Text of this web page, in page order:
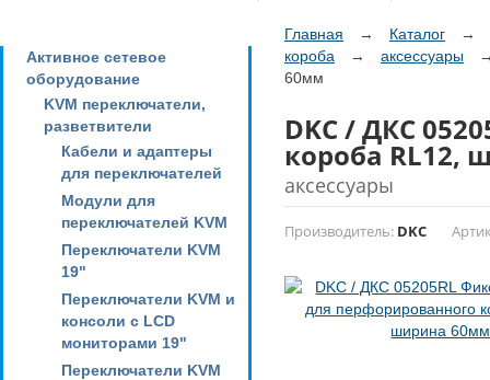
Активное сетевое
оборудование
KVM переключатели,
разветвители
Кабели и адаптеры
для переключателей
Модули для
переключателей KVM
Переключатели KVM
19"
Переключатели KVM и
консоли с LCD
мониторами 19"
Переключатели KVM
Главная → Каталог
→
короба
→ аксессуары
60мм
DKC / ДКС
короба RL12,
аксессуары
Производитель: DKC